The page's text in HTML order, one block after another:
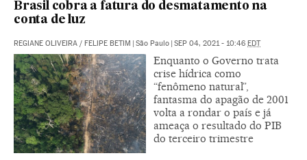
Brasil cobra a fatura do desmatamento na
conta de luz
REGIANE OLIVEIRA / FELIPE BETIM São Paulo SEP 04, 2021 - 10:46 EDT
Enquanto o Governo trata
crise hídrica como
“fenômeno natural”,
fantasma do apagão de 2001
volta a rondar o país e já
ameaça o resultado do PIB
do terceiro trimestre